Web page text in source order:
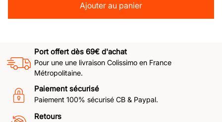
Ajouter au panier
Port offert dès 69€ d'achat
Pour une une livraison Colissimo en France
Métropolitaine.
Paiement sécurisé
Paiement 100% sécurisé CB & Paypal.
Retours